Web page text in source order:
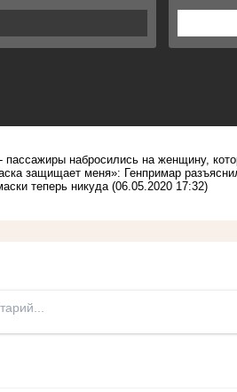
набросились на женщину,
защищает меня»: Генпримар
теперь никуда (06.05.2020 17:32)